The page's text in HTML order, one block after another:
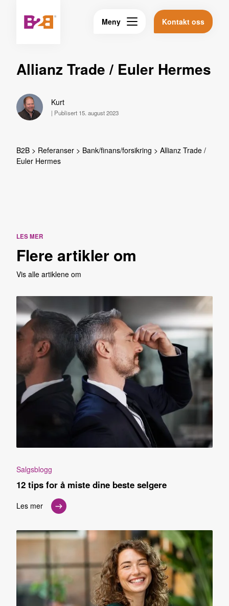
Meny Kontakt oss
Allianz Trade / Euler Hermes
Kurt
| Publisert 15. august 2023
B2B > Referanser > Bank/finans/forsikring > Allianz Trade /
Euler Hermes
LES MER
Flere artikler om
Vis alle artiklene om
Salgsblogg
12 tips for å miste dine beste selgere
Les mer